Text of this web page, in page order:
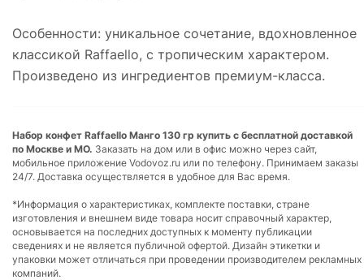
Особенности: уникальное сочетание, вдохновленное
классикой Raffaello, с тропическим характером.
Произведено из ингредиентов премиум-класса.
Набор конфет Raffaello Манго 130 гр купить с бесплатной доставкой
по Москве и МО. Заказать на дом или в офис можно через сайт,
мобильное приложение Vodovoz.ru или по телефону. Принимаем заказы
24/7. Доставка осуществляется в удобное для Вас время.
*Информация о характеристиках, комплекте поставки, стране
изготовления и внешнем виде товара носит справочный характер,
основывается на последних доступных к моменту публикации
сведениях и не является публичной офертой. Дизайн этикетки и
упаковки может отличаться при проведении производителем рекламных
компаний.